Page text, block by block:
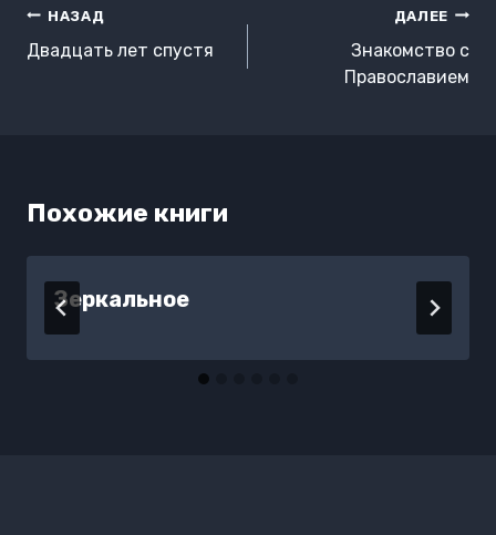
Навигация
по
НАЗАД
Двадцать лет спустя
ДАЛЕЕ
Знакомство с
Православием
Похожие книги
Зеркальное